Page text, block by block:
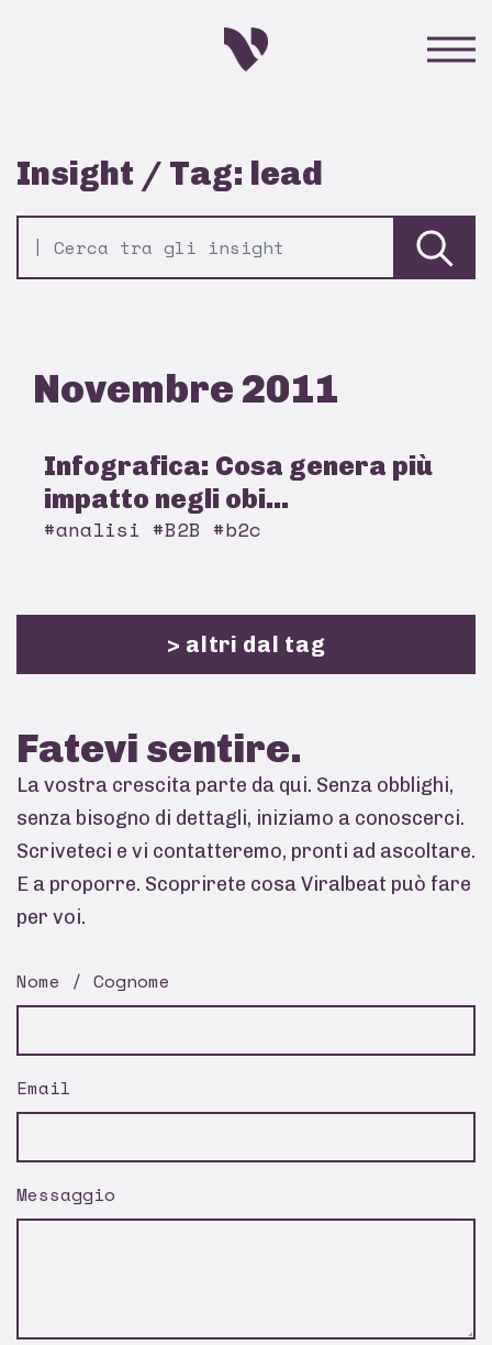
Insight / Tag: lead
Novembre 2011
Infografica: Cosa genera più
impatto negli obi...
#analisi #B2B #b2c
> altri dal tag
Fatevi sentire.
La vostra crescita parte da qui. Senza obblighi,
senza bisogno di dettagli, iniziamo a conoscerci.
Scriveteci e vi contatteremo, pronti ad ascoltare.
E a proporre. Scoprirete cosa Viralbeat può fare
per voi.
Nome / Cognome
Email
Messaggio